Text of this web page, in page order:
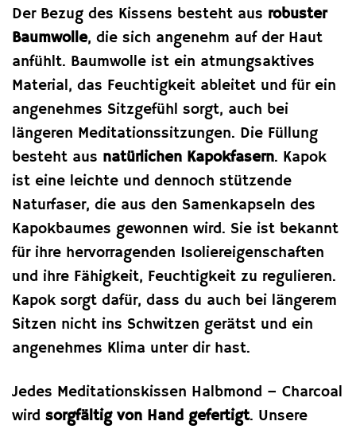
Der Bezug des Kissens besteht aus robuster
Baumwolle, die sich angenehm auf der Haut
anfühlt. Baumwolle ist ein atmungsaktives
Material, das Feuchtigkeit ableitet und für ein
angenehmes Sitzgefühl sorgt, auch bei
längeren Meditationssitzungen. Die Füllung
besteht aus natürlichen Kapokfasern. Kapok
ist eine leichte und dennoch stützende
Naturfaser, die aus den Samenkapseln des
Kapokbaumes gewonnen wird. Sie ist bekannt
für ihre hervorragenden Isoliereigenschaften
und ihre Fähigkeit, Feuchtigkeit zu regulieren.
Kapok sorgt dafür, dass du auch bei längerem
Sitzen nicht ins Schwitzen gerätst und ein
angenehmes Klima unter dir hast.
Jedes Meditationskissen Halbmond – Charcoal
wird sorgfältig von Hand gefertigt. Unsere